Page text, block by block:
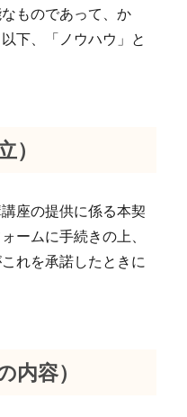
ものであって、か
下、「ノウハウ」と
）
座の提供に係る本契
ームに手続きの上、
れを承諾したときに
内容）